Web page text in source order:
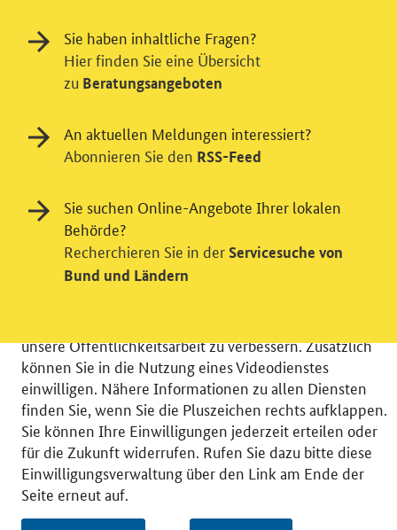
© 2026 Bundesministerium für Wirtschaft und Energie
RSS
Benutzerhinweise
Inhaltsverzeichnis
Impressum
Barrierefreiheit
Datenschutz
Einwilligungsverwaltung
Einwilligung in Tracking und / oder
Videodienst
Wir bitten Sie an dieser Stelle um Ihre Einwilligung für
verschiedene Zusatzdienste unserer Webseite: Wir
unsere Öffentlichkeitsarbeit zu verbessern. Zusätzlich
können Sie in die Nutzung eines Videodienstes
einwilligen. Nähere Informationen zu allen Diensten
finden Sie, wenn Sie die Pluszeichen rechts aufklappen.
Sie können Ihre Einwilligungen jederzeit erteilen oder
für die Zukunft widerrufen. Rufen Sie dazu bitte diese
Einwilligungsverwaltung über den Link am Ende der
Seite erneut auf.
Sie haben inhaltliche Fragen?
Hier finden Sie eine Übersicht
zu Beratungsangeboten
An aktuellen Meldungen interessiert?
Abonnieren Sie den RSS-Feed
Sie suchen Online-Angebote Ihrer lokalen
Behörde?
Recherchieren Sie in der Servicesuche von
Bund und Ländern